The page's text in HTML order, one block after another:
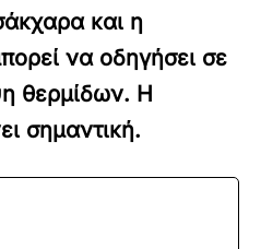
και η
να οδηγήσει σε
θερμίδων. Η
σημαντική.